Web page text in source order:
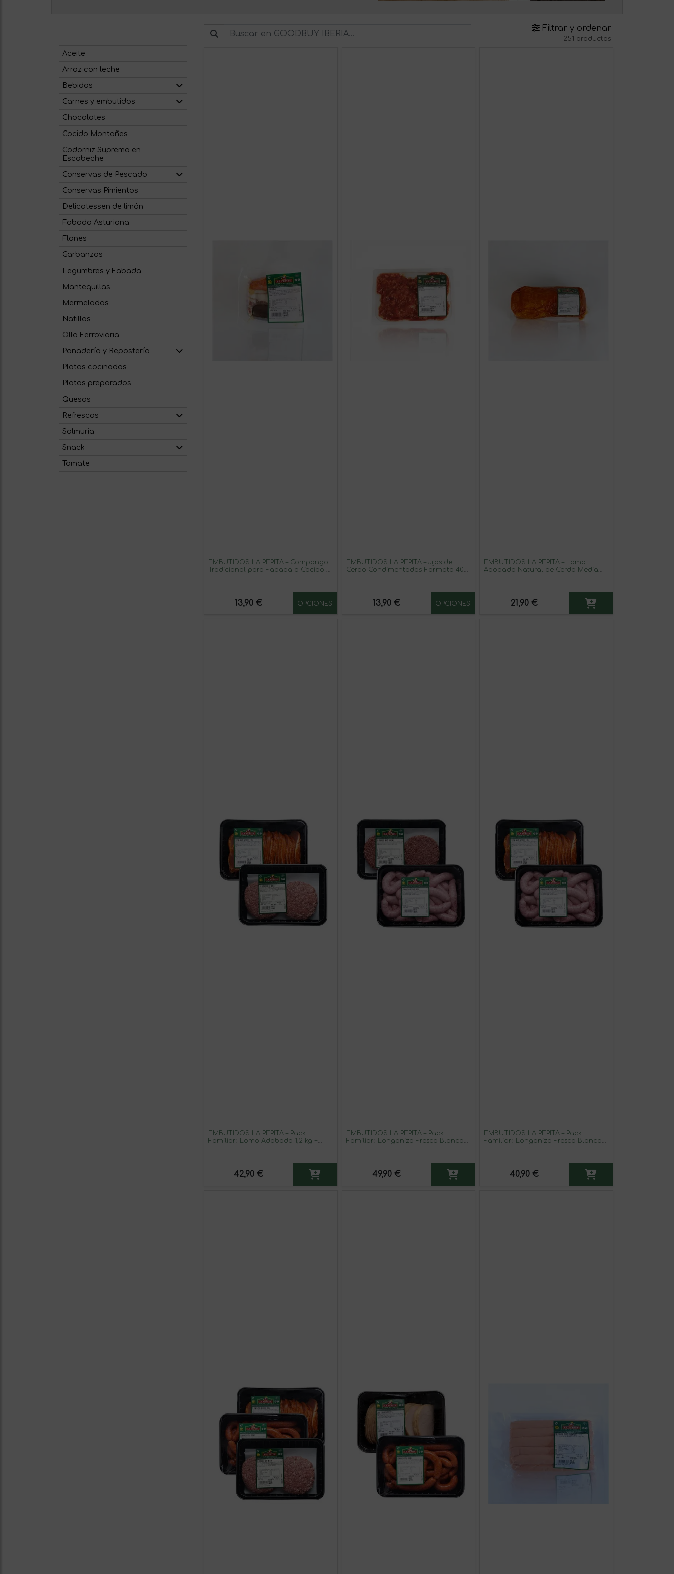
Filtrar y ordenar
251 productos
Aceite
Arroz con leche
Bebidas
Carnes y embutidos
Chocolates
Cocido Montañes
Codorniz Suprema en
Escabeche
Conservas de Pescado
Conservas Pimientos
Delicatessen de limón
Fabada Asturiana
Flanes
Garbanzos
Legumbres y Fabada
Mantequillas
Mermeladas
Natillas
Olla Ferroviaria
Panadería y Repostería
Platos cocinados
Platos preparados
Quesos
Refrescos
Salmuria
Snack
Tomate
EMBUTIDOS LA PEPITA – Compango
Tradicional para Fabada o Cocido |
Vacío | Receta Asturiana | Hecho en
España | Sabor Intenso y Artesanal
13,90 € OPCIONES
EMBUTIDOS LA PEPITA – Jijas de
Cerdo Condimentadas|Formato 400
13,90 € OPCIONES
EMBUTIDOS LA PEPITA – Lomo
Adobado Natural de Cerdo Media
Hierbas Aromáticas | Producto
Español | Envasado al Vacío
21,90 €
EMBUTIDOS LA PEPITA – Pack
Familiar: Lomo Adobado 1,2 kg +
Conservar 0–4 ºC | Producto Español
42,90 €
EMBUTIDOS LA PEPITA – Pack
Familiar: Longaniza Fresca Blanca
| Conservar 0–4 ºC | Producto
49,90 €
EMBUTIDOS LA PEPITA – Pack
Familiar: Longaniza Fresca Blanca
Atmósfera Protectora | Conservar 0–
4 ºC | Producto Español
40,90 €